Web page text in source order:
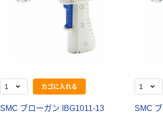
カゴに入れる
SMC ブローガン IBG1011-13
SMC